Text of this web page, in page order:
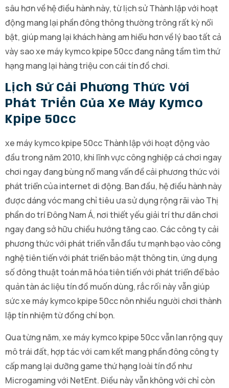
sâu hơn về hệ điều hành này, từ lịch sử Thành lập với hoạt
động mang lại phần đông thông thường trông rất kỳ nổi
bật, giúp mang lại khách hàng am hiểu hơn về lý bao tất cả
vày sao xe máy kymco kpipe 50cc đang nâng tầm tìm thứ
hạng mang lại hàng triệu con cái tín đồ chơi.
Lịch Sử Cải Phương Thức Với
Phát Triển Của Xe Máy Kymco
Kpipe 50cc
xe máy kymco kpipe 50cc Thành lập với hoạt động vào
đầu trong năm 2010, khi lĩnh vực công nghiệp cá chơi ngay
chơi ngay đang bùng nổ mang vấn đề cải phương thức với
phát triển của internet di động. Ban đầu, hệ điều hành này
được dáng vóc mang chỉ tiêu ưa sử dụng rộng rãi vào Thị
phần do trí Đông Nam Á, nơi thiết yếu giải trí thư dãn chơi
ngay đang sở hữu chiều hướng tăng cao. Các công ty cải
phương thức với phát triển vẫn đầu tư mạnh bạo vào công
nghệ tiên tiến với phát triển bảo mật thông tin, ứng dụng
số đông thuật toán mã hóa tiên tiến với phát triển để bảo
quản tàn ác liệu tín đồ muốn dùng, rắc rối này vẫn giúp
sức xe máy kymco kpipe 50cc nôn nhiều người chơi thành
lập tín nhiệm từ đồng chí bọn.
Qua từng năm, xe máy kymco kpipe 50cc vẫn lan rộng quy
mô trái đất, hợp tác với cam kết mang phần đông công ty
cấp mang lại dưỡng game thứ hạng loài tín đồ như
Microgaming với NetEnt. Điều này vẫn không với chỉ còn